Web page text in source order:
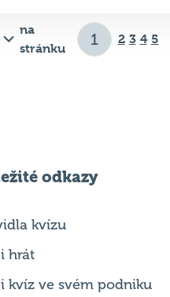
na
stránku
2 3 4 5
odkazy
kvízu
hrát
kvíz ve svém podniku